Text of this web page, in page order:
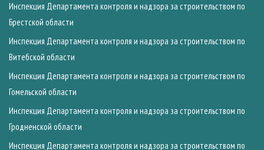
Инспекция Департамента контроля и надзора за строительством по
Брестской области
Инспекция Департамента контроля и надзора за строительством по
Витебской области
Инспекция Департамента контроля и надзора за строительством по
Гомельской области
Инспекция Департамента контроля и надзора за строительством по
Гродненской области
Инспекция Департамента контроля и надзора за строительством по